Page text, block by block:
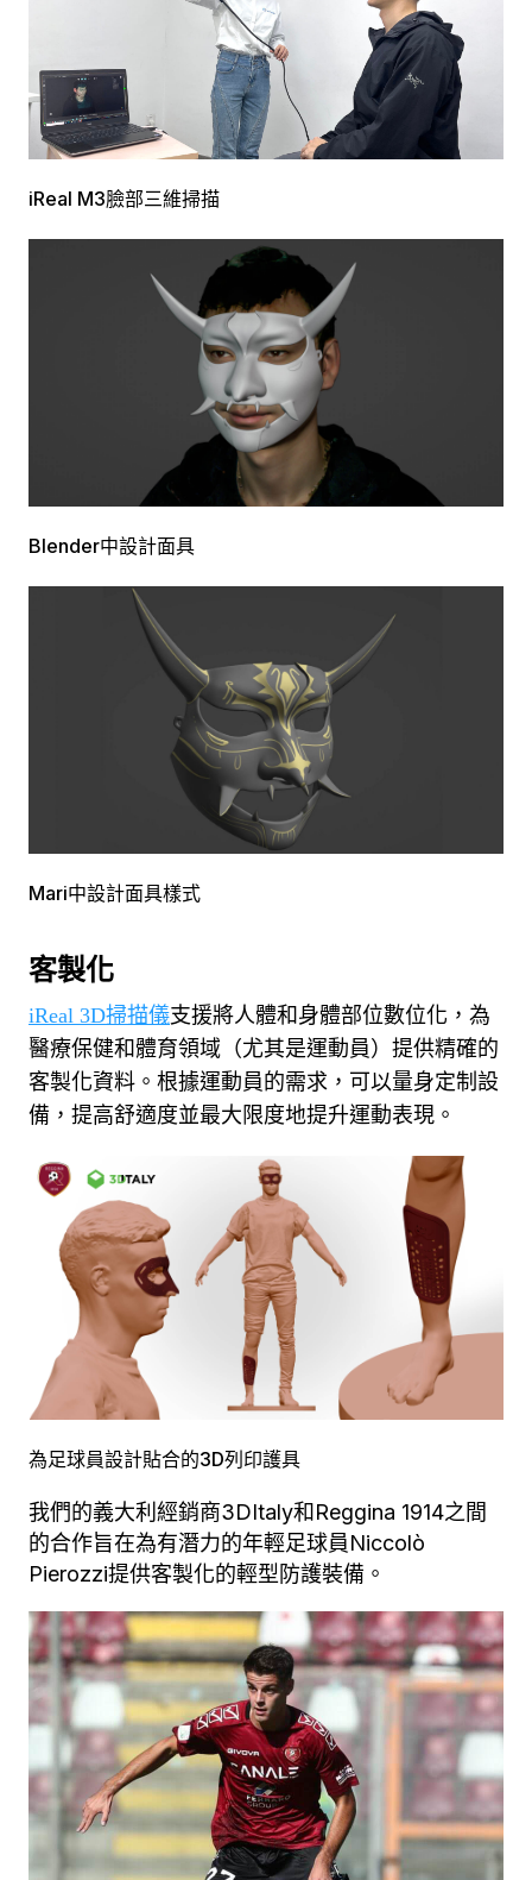
iReal M3臉部三維掃描
Blender中設計面具
Mari中設計面具樣式
客製化
iReal 3D掃描儀支援將人體和身體部位數位化，為
醫療保健和體育領域（尤其是運動員）提供精確的
客製化資料。 根據運動員的需求，可以量身定制設
備，提高舒適度並最大限度地提升運動表現。
為足球員設計貼合的3D列印護具
我們的義大利經銷商3DItaly和Reggina 1914之間
的合作旨在為有潛力的年輕足球員Niccolò
Pierozzi提供客製化的輕型防護裝備。